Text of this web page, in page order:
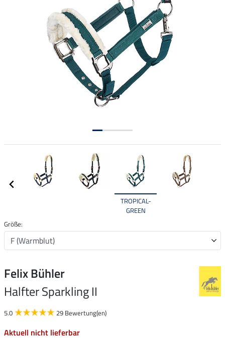
TROPICAL-
GREEN
Größe:
Felix Bühler
Halfter Sparkling II
5.0 29 Bewertung(en)
Aktuell nicht lieferbar